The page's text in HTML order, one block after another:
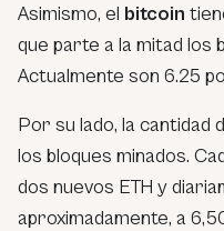
Asimismo, el bitcoin
que parte a la mitad los
Actualmente son 6.25
Por su lado, la cantidad
los bloques minados.
dos nuevos ETH y
aproximadamente, a